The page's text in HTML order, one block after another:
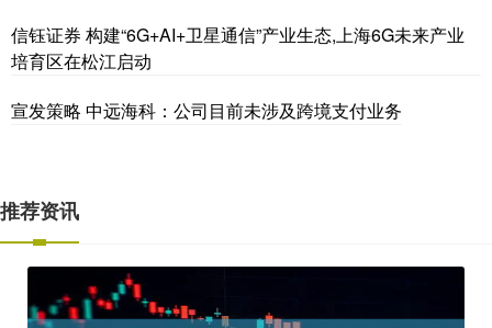
信钰证券 构建“6G+AI+卫星通信”产业生态,上海6G未来产业
培育区在松江启动
宣发策略 中远海科：公司目前未涉及跨境支付业务
推荐资讯